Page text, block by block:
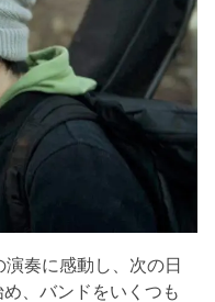
奏に感動し、次の日
、バンドをいくつも